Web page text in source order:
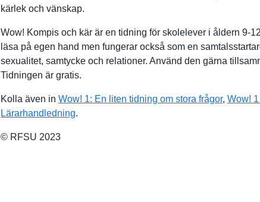
kärlek och vänskap.
Wow! Kompis och kär är en tidning för skolelever i åldern 9-
läsa på egen hand men fungerar också som en
sexualitet, samtycke och relationer. Använd den gärna
Tidningen är gratis.
Kolla även in Wow! 1: En liten tidning om stora frågor, Wow!
Lärarhandledning.
© RFSU 2023